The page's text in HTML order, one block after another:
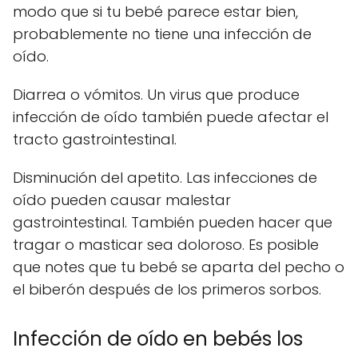
modo que si tu bebé parece estar bien,
probablemente no tiene una infección de
oído.
Diarrea o vómitos. Un virus que produce
infección de oído también puede afectar el
tracto gastrointestinal.
Disminución del apetito. Las infecciones de
oído pueden causar malestar
gastrointestinal. También pueden hacer que
tragar o masticar sea doloroso. Es posible
que notes que tu bebé se aparta del pecho o
el biberón después de los primeros sorbos.
Infección de oído en bebés los